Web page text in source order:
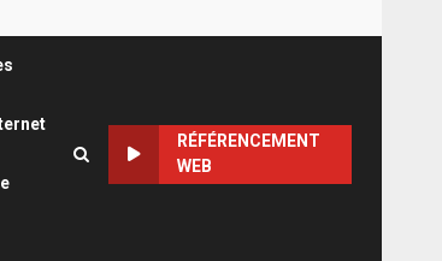
RÉFÉRENCEMENT
WEB